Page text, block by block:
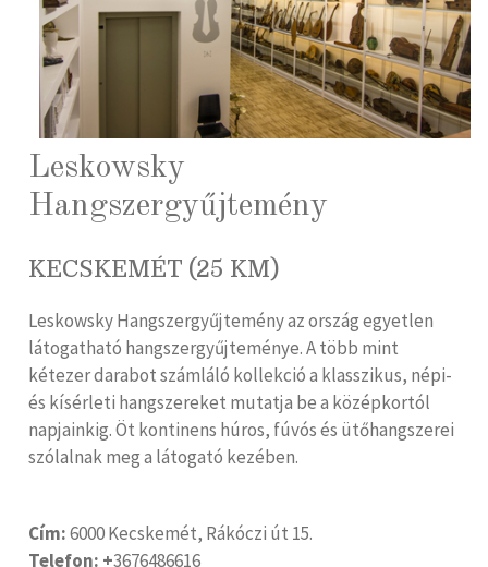
Leskowsky
Hangszergyűjtemény
KECSKEMÉT (25 KM)
Leskowsky Hangszergyűjtemény az ország egyetlen
látogatható hangszergyűjteménye. A több mint
kétezer darabot számláló kollekció a klasszikus, népi-
és kísérleti hangszereket mutatja be a középkortól
napjainkig. Öt kontinens húros, fúvós és ütőhangszerei
szólalnak meg a látogató kezében.
Cím:6000 Kecskemét, Rákóczi út 15.
Telefon: +3676486616